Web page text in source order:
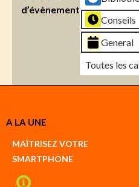
d’évènement
Conseils
General
Toutes les
Créer
compte
A LA UNE
MAÎTRISEZ VOTRE
SMARTPHONE